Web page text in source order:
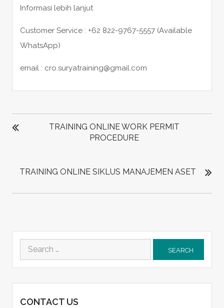
Informasi lebih lanjut
Customer Service : +62 822-9767-5557 (Available
WhatsApp)
email : cro.suryatraining@gmail.com
POST
NAVIGATIONTRAINING ONLINE WORK PERMIT
PROCEDURE
TRAINING ONLINE SIKLUS MANAJEMEN ASET
Search
for:
CONTACT US